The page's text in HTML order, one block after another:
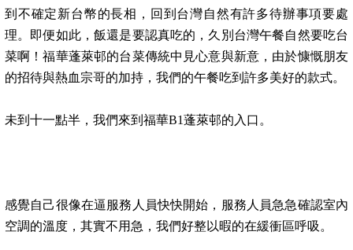
到不確定新台幣的長相，回到台灣自然有許多待辦事項要處
理。即便如此，飯還是要認真吃的，久別台灣午餐自然要吃台
菜啊！福華蓬萊邨的台菜傳統中見心意與新意，由於慷慨朋友
的招待與熱血宗哥的加持，我們的午餐吃到許多美好的款式。
未到十一點半， 我們來到福華B1蓬萊邨的入口。
感覺自己很像在逼服務人員快快開始，服務人員急急確認室內
空調的溫度，其實不用急，我們好整以暇的在緩衝區呼吸。